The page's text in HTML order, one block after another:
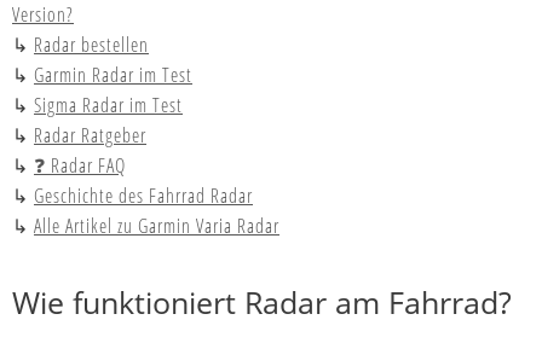
Version?
Radar bestellen
Garmin Radar im Test
Sigma Radar im Test
Radar Ratgeber
❓ Radar FAQ
Geschichte des Fahrrad Radar
Alle Artikel zu Garmin Varia Radar
Wie funktioniert Radar am Fahrrad?